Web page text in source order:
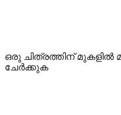
ഒരു ചിത്രത്തിന്
ചേർക്കുക